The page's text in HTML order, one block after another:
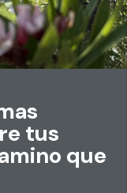
tus
que